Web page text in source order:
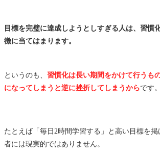
目標を完璧に達成しようとしすぎる人は、習慣
徴に当てはまります。
というのも、 習慣化は長い期間をかけて行うも
になってしまうと逆に挫折してしまうからです。
たとえば「毎日2時間学習する」と高い目標を
者には現実的ではありません。